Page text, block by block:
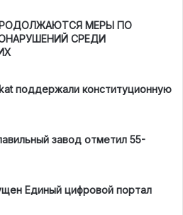
МЕРЫ ПО
СРЕДИ
поддержали конституционную
завод отметил 55-
Единый цифровой портал